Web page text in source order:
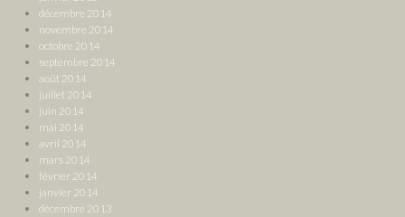
décembre 2014
novembre 2014
octobre 2014
septembre 2014
août 2014
juillet 2014
juin 2014
mai 2014
avril 2014
mars 2014
février 2014
janvier 2014
décembre 2013